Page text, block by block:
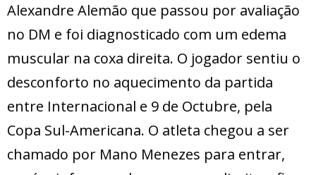
Alexandre Alemão que passou por avaliação
no DM e foi diagnosticado com um edema
muscular na coxa direita. O jogador sentiu o
desconforto no aquecimento da partida
entre Internacional e 9 de Octubre, pela
Copa Sul-Americana. O atleta chegou a ser
chamado por Mano Menezes para entrar,